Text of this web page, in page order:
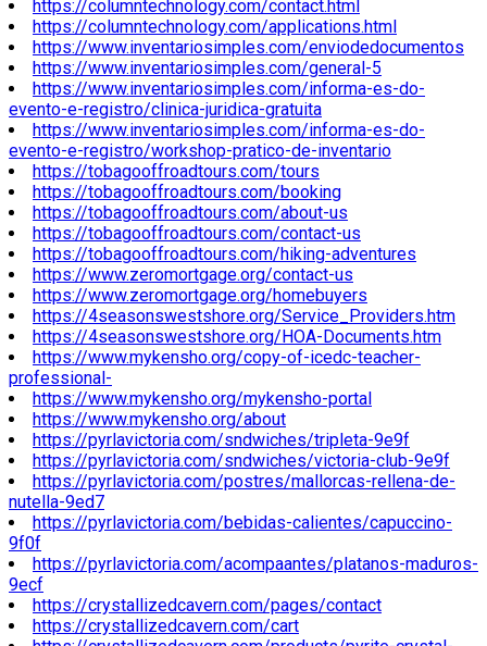
https://columntechnology.com/contact.html
https://columntechnology.com/applications.html
https://www.inventariosimples.com/enviodedocumentos
https://www.inventariosimples.com/general-5
https://www.inventariosimples.com/informa-es-do-
evento-e-registro/clinica-juridica-gratuita
https://www.inventariosimples.com/informa-es-do-
evento-e-registro/workshop-pratico-de-inventario
https://tobagooffroadtours.com/tours
https://tobagooffroadtours.com/booking
https://tobagooffroadtours.com/about-us
https://tobagooffroadtours.com/contact-us
https://tobagooffroadtours.com/hiking-adventures
https://www.zeromortgage.org/contact-us
https://www.zeromortgage.org/homebuyers
https://4seasonswestshore.org/Service_Providers.htm
https://4seasonswestshore.org/HOA-Documents.htm
https://www.mykensho.org/copy-of-icedc-teacher-
professional-
https://www.mykensho.org/mykensho-portal
https://www.mykensho.org/about
https://pyrlavictoria.com/sndwiches/tripleta-9e9f
https://pyrlavictoria.com/sndwiches/victoria-club-9e9f
https://pyrlavictoria.com/postres/mallorcas-rellena-de-
nutella-9ed7
https://pyrlavictoria.com/bebidas-calientes/capuccino-
9f0f
https://pyrlavictoria.com/acompaantes/platanos-maduros-
9ecf
https://crystallizedcavern.com/pages/contact
https://crystallizedcavern.com/cart